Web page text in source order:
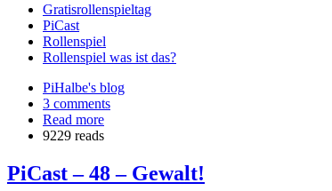
Gratisrollenspieltag
PiCast
Rollenspiel
Rollenspiel was ist das?
PiHalbe's blog
3 comments
Read more
9229 reads
PiCast – 48 – Gewalt!